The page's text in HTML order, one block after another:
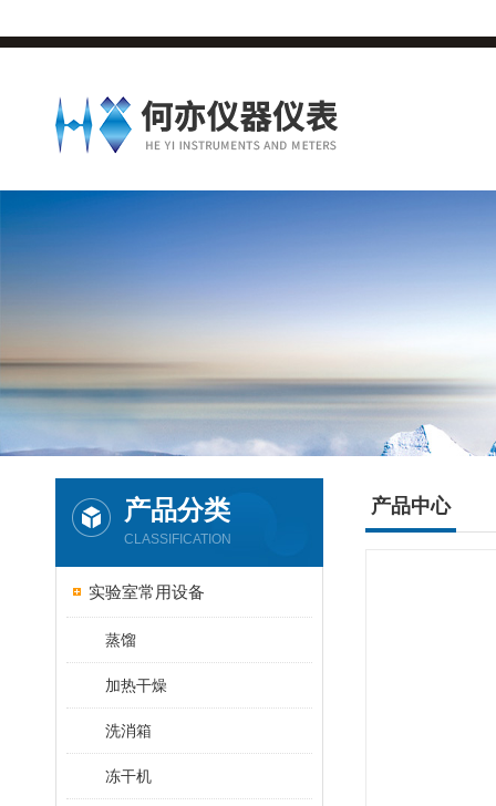
产品分类
CLASSIFICATION
实验室常用设备
蒸馏
加热干燥
洗消箱
冻干机
产品中心